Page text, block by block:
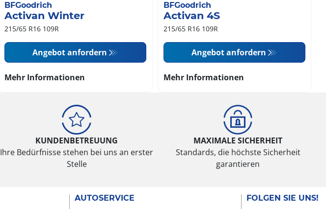
BFGoodrich
Activan Winter
215/65 R16 109R
Angebot anfordern
Mehr Informationen
BFGoodrich
Activan 4S
215/65 R16 109R
Angebot anfordern
Mehr Informationen
KUNDENBETREUUNG
Ihre Bedürfnisse stehen bei uns an erster
Stelle
MAXIMALE SICHERHEIT
Standards, die höchste Sicherheit
garantieren
AUTOSERVICE FOLGEN SIE UNS!